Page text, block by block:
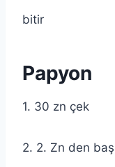
bitir
Papyon
1. 30 zn çek
2. 2. Zn den